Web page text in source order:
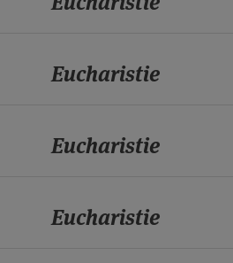
Eucharistie
Eucharistie
Eucharistie